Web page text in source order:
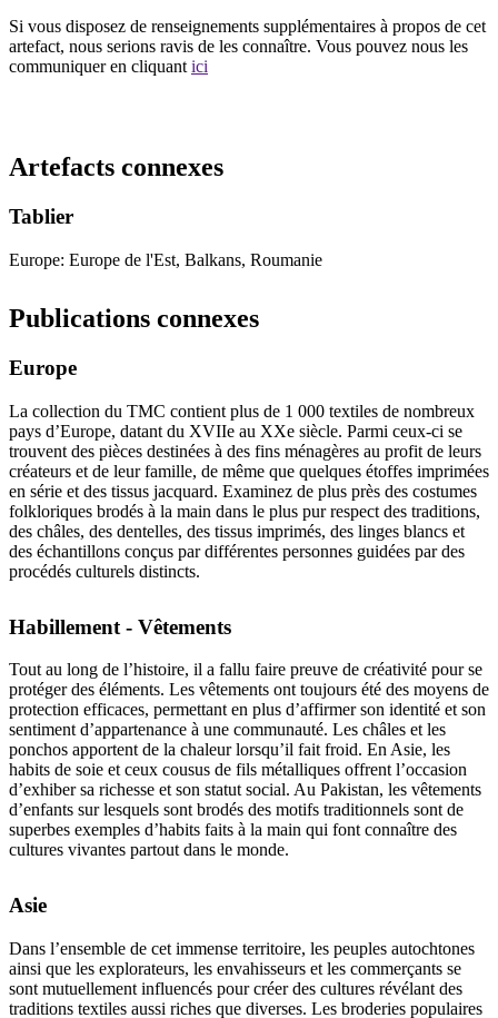
Si vous disposez de renseignements supplémentaires à propos de cet
artefact, nous serions ravis de les connaître. Vous pouvez nous les
communiquer en cliquant ici
Artefacts connexes
Tablier
Europe: Europe de l'Est, Balkans, Roumanie
Publications connexes
Europe
La collection du TMC contient plus de 1 000 textiles de nombreux
pays d’Europe, datant du XVIIe au XXe siècle. Parmi ceux-ci se
trouvent des pièces destinées à des fins ménagères au profit de leurs
créateurs et de leur famille, de même que quelques étoffes imprimées
en série et des tissus jacquard. Examinez de plus près des costumes
folkloriques brodés à la main dans le plus pur respect des traditions,
des châles, des dentelles, des tissus imprimés, des linges blancs et
des échantillons conçus par différentes personnes guidées par des
procédés culturels distincts.
Habillement - Vêtements
Tout au long de l’histoire, il a fallu faire preuve de créativité pour se
protéger des éléments. Les vêtements ont toujours été des moyens de
protection efficaces, permettant en plus d’affirmer son identité et son
sentiment d’appartenance à une communauté. Les châles et les
ponchos apportent de la chaleur lorsqu’il fait froid. En Asie, les
habits de soie et ceux cousus de fils métalliques offrent l’occasion
d’exhiber sa richesse et son statut social. Au Pakistan, les vêtements
d’enfants sur lesquels sont brodés des motifs traditionnels sont de
superbes exemples d’habits faits à la main qui font connaître des
cultures vivantes partout dans le monde.
Asie
Dans l’ensemble de cet immense territoire, les peuples autochtones
ainsi que les explorateurs, les envahisseurs et les commerçants se
sont mutuellement influencés pour créer des cultures révélant des
traditions textiles aussi riches que diverses. Les broderies populaires